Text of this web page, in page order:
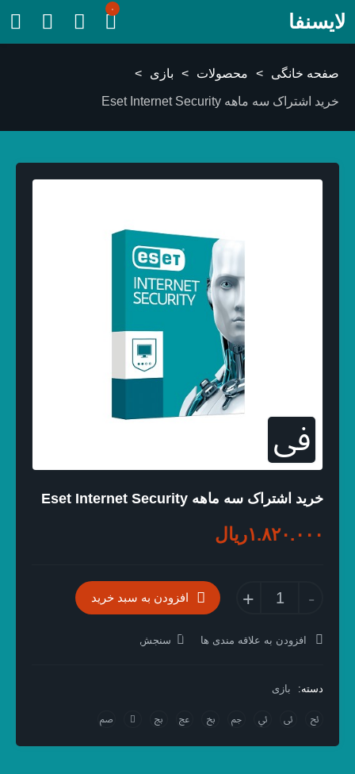
لایسنفا
۰
صفحه خانگی > محصولات > بازی >
خرید اشتراک سه ماهه Eset Internet Security
خرید اشتراک سه ماهه Eset Internet Security
ریال۱.۸۲۰.۰۰۰
-
اشتراک
ماهه
Security
+ افزودن به سبد خرید
افزودن به علاقه مندی ها سنجش
دسته: بازی